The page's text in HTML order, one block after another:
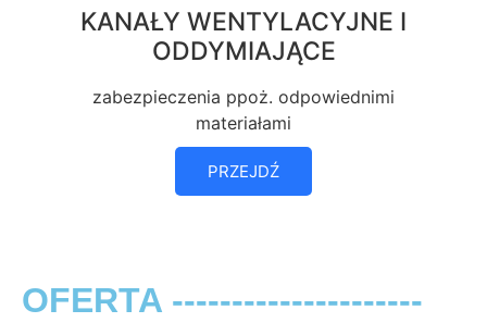
KANAŁY WENTYLACYJNE I
ODDYMIAJĄCE
zabezpieczenia ppoż. odpowiednimi
materiałami
PRZEJDŹ
OFERTA ---------------------